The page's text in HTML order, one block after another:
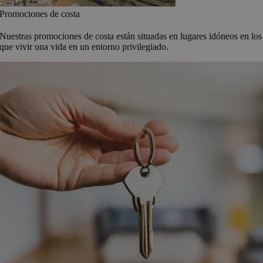
Promociones de costa
Nuestras promociones de costa están situadas en lugares idóneos en los
que vivir una vida en un entorno privilegiado.